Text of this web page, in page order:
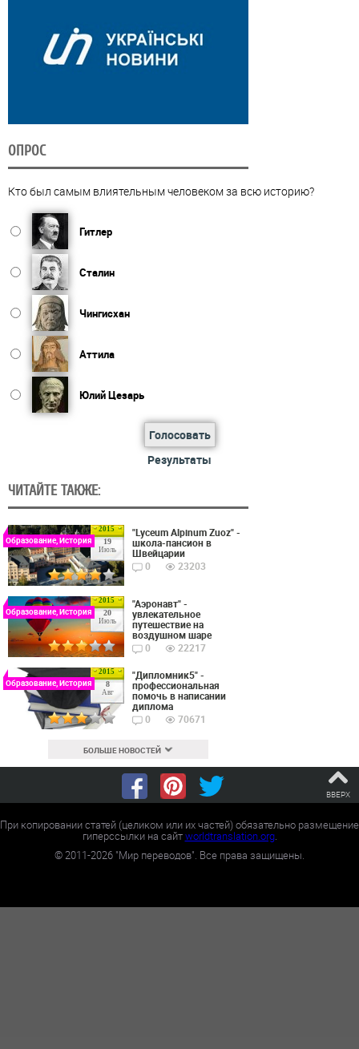
ОПРОС
Кто был самым влиятельным человеком за всю историю?
Гитлер
Сталин
Чингисхан
Аттила
Юлий Цезарь
Голосовать
Результаты
ЧИТАЙТЕ ТАКЖЕ:
2015
19
Июль
Образование, История
"Lyceum Alpinum Zuoz" -
школа-пансион в
Швейцарии
0
23203
2015
20
Июль
Образование, История
"Аэронавт" -
увлекательное
путешествие на
воздушном шаре
0
22217
2015
8
Авг
Образование, История
"Дипломник5" -
профессиональная
помочь в написании
диплома
0
70671
БОЛЬШЕ НОВОСТЕЙ
ВВЕРХ
При копировании статей (целиком или их частей) обязательно размещение
гиперссылки на сайтworldtranslation.org.
©2011-2026 "Мир переводов". Все права защищены.